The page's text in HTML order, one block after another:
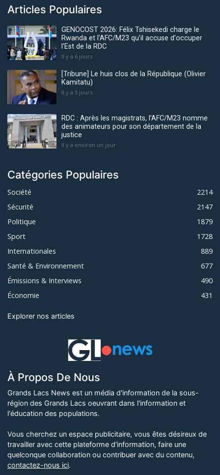
Articles Populaires
GENOCOST 2026: Félix Tshisekedi charge le
Rwanda et l'AFC/M23 qu'il accuse d'occuper
l'Est de la RDC
Il y a 6 jours
[Tribune] Le huis clos de la République (Olivier
Kamitatu)
Il y a 5 jours
RDC : Après les magistrats, l’AFC/M23 nomme
des animateurs pour son département de la
justice
Il y a environ un jour
Catégories Populaires
Société
2214
Sécurité
2147
Politique
1879
Sport
1728
Internationales
889
Santé & Environnement
677
Émissions & Interviews
490
Économie
431
Explorer nos articles
À Propos De Nous
Grands Lacs News est un média d'information de la sous-
région des Grands Lacs oeuvrant dans l'information et
l'éducation des populations.
Vous cherchez un espace publicitaire, vous êtes désireux de
travailler avec cette plateforme d'information, faire une
quelconque collaboration ou contribuer avec du contenu,
contactez-nous ici.